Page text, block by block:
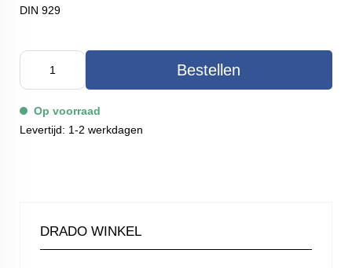
DIN 929
Bestellen
Op voorraad
Levertijd: 1-2 werkdagen
DRADO WINKEL